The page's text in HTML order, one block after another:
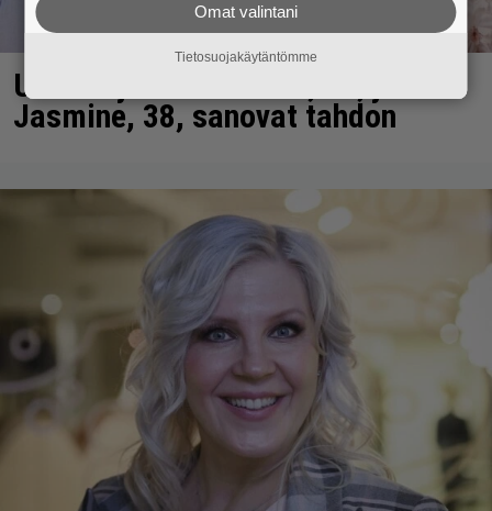
Uuno: Hjallis Harkimo, 72, ja
Jasmine, 38, sanovat tahdon
Omat valintani
Tietosuojakäytäntömme